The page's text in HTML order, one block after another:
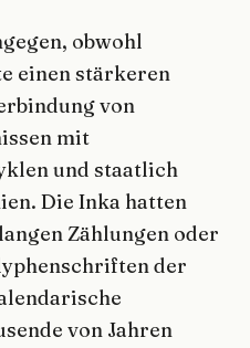
obwohl
einen stärkeren
von
mit
und staatlich
Die Inka hatten
Zählungen oder
der
von Jahren